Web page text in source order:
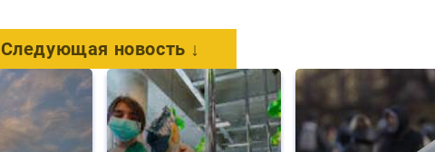
Следующая новость ↓